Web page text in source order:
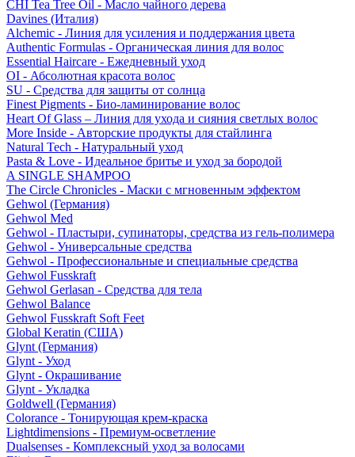
CHI Tea Tree Oil - Масло чайного дерева
Davines (Италия)
Alchemic - Линия для усиления и поддержания цвета
Authentic Formulas - Органическая линия для волос
Essential Haircare - Eжедневный уход
OI - Абсолютная красота волос
SU - Средства для защиты от солнца
Finest Pigments - Био-ламинирование волос
Heart Of Glass – Линия для ухода и сияния светлых волос
More Inside - Авторские продукты для стайлинга
Natural Tech - Натуральный уход
Pasta & Love - Идеальное бритье и уход за бородой
A SINGLE SHAMPOO
The Circle Chronicles - Маски с мгновенным эффектом
Gehwol (Германия)
Gehwol Med
Gehwol - Пластыри, супинаторы, средства из гель-полимера
Gehwol - Универсальные средства
Gehwol - Профессиональные и специальные средства
Gehwol Fusskraft
Gehwol Gerlasan - Средства для тела
Gehwol Balance
Gehwol Fusskraft Soft Feet
Global Keratin (США)
Glynt (Германия)
Glynt - Уход
Glynt - Окрашивание
Glynt - Укладка
Goldwell (Германия)
Colorance - Тонирующая крем-краска
Lightdimensions - Премиум-осветление
Dualsenses - Комплексный уход за волосами